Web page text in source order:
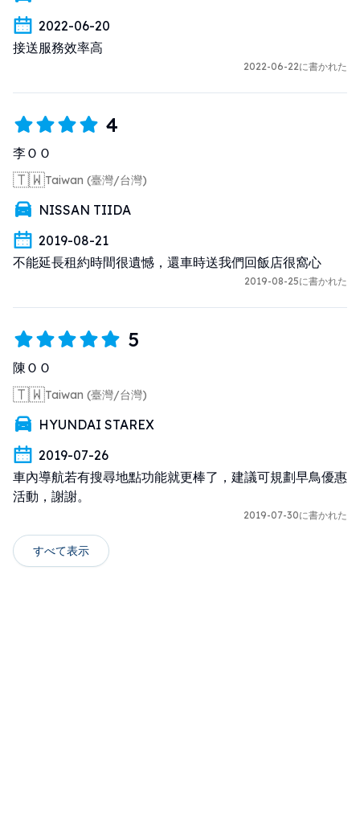
2022-06-20
接送服務效率高
2022-06-22に書かれた
4
李ＯＯ
🇹🇼Taiwan (臺灣/台灣)
NISSAN TIIDA
2019-08-21
不能延長租約時間很遺憾，還車時送我們回飯店很窩心
2019-08-25に書かれた
5
陳ＯＯ
🇹🇼Taiwan (臺灣/台灣)
HYUNDAI STAREX
2019-07-26
車內導航若有搜尋地點功能就更棒了，建議可規劃早鳥優惠
活動，謝謝。
2019-07-30に書かれた
すべて表示